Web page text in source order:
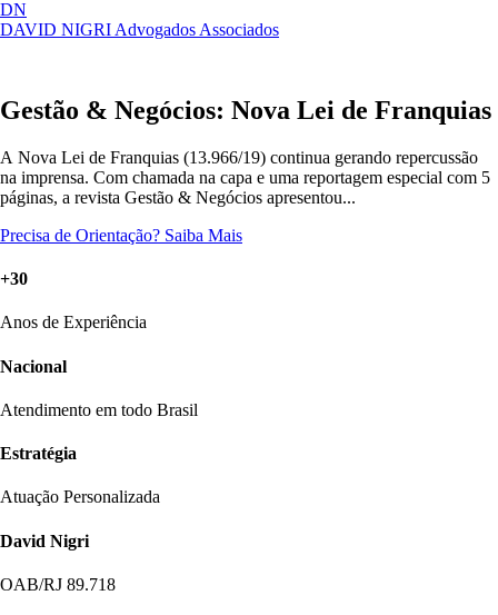
DN
DAVID NIGRI Advogados Associados
Artigos, sentenças, áreas de atuação,
Gestão & Negócios: Nova Lei de Franquias
A Nova Lei de Franquias (13.966/19) continua gerando repercussão
na imprensa. Com chamada na capa e uma reportagem especial com 5
páginas, a revista Gestão & Negócios apresentou...
Precisa de Orientação? Saiba Mais
+30
Anos de Experiência
Nacional
Atendimento em todo Brasil
Estratégia
Atuação Personalizada
David Nigri
OAB/RJ 89.718